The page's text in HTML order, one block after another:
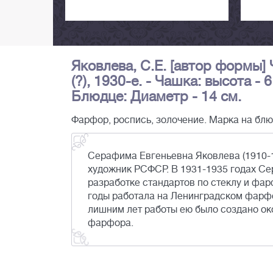
Яковлева, С.Е. [автор формы]
(?), 1930-е. - Чашка: высота -
Блюдце: Диаметр - 14 см.
Фарфор, роспись, золочение. Марка на
Серафима Евгеньевна Яковлева
художник РСФСР. В 1931-1935 годах
разработке стандартов по стеклу и
годы работала на Ленинградском
лишним лет работы ею было создано
фарфора.